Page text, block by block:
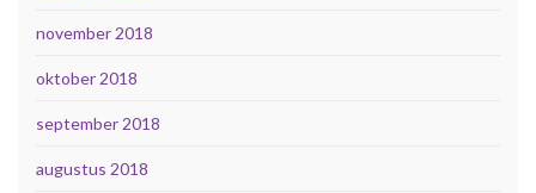
november 2018
oktober 2018
september 2018
augustus 2018